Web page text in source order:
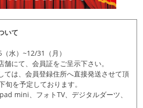
いて
水）~12/31（月）
にて、会員証をご呈示下さい。
ては、会員登録住所へ直接発送させて頂
旬を予定しております。
mini、フォトTV、デジタルダーツ、